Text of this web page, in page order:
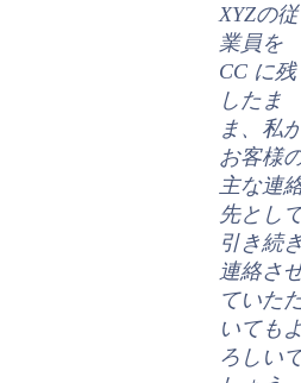
XYZの従
業員を
CC に残
したま
ま、私
お客様
主な連
先とし
引き続
連絡さ
ていた
いても
ろしい